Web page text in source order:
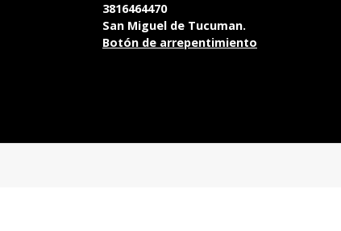
3816464470
San Miguel de Tucuman.
Botón de arrepentimiento